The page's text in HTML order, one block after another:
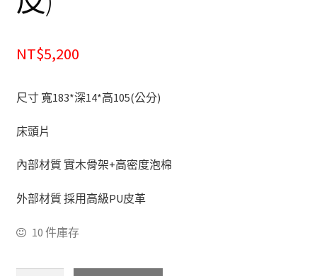
衣櫃&衣櫥
床墊&彈簧床
雙層床&子母床
床頭箱/床頭片
NT$5,200
尺寸 寬183*深14*高105(公分)
床頭片
內部材質 實木骨架+高密度泡棉
外部材質 採用高級PU皮革
10 件庫存